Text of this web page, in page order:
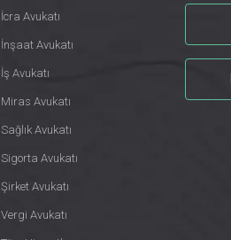
İcra Avukatı
İnşaat Avukatı
İş Avukatı
Miras Avukatı
Sağlık Avukatı
Sigorta Avukatı
Şirket Avukatı
Vergi Avukatı